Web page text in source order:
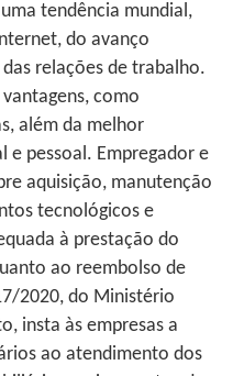
tendência mundial,
do avanço
relações de trabalho.
como
além da melhor
e pessoal. Empregador e
aquisição, manutenção
tecnológicos e
à prestação do
ao reembolso de
2020, do Ministério
insta às empresas a
ao atendimento dos